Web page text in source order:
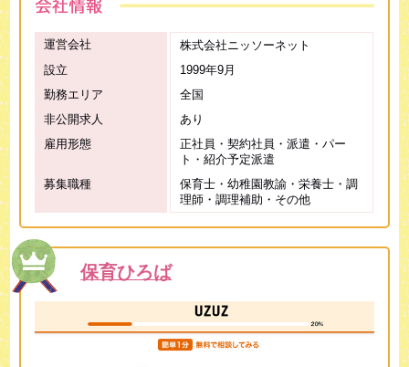
運営会社
株式会社ニッソーネット
設立
1999年9月
勤務エリア
全国
非公開求人
あり
雇用形態
正社員・契約社員・派遣・パー
ト・紹介予定派遣
募集職種
保育士・幼稚園教諭・栄養士・調
理師・調理補助・その他
保育ひろば